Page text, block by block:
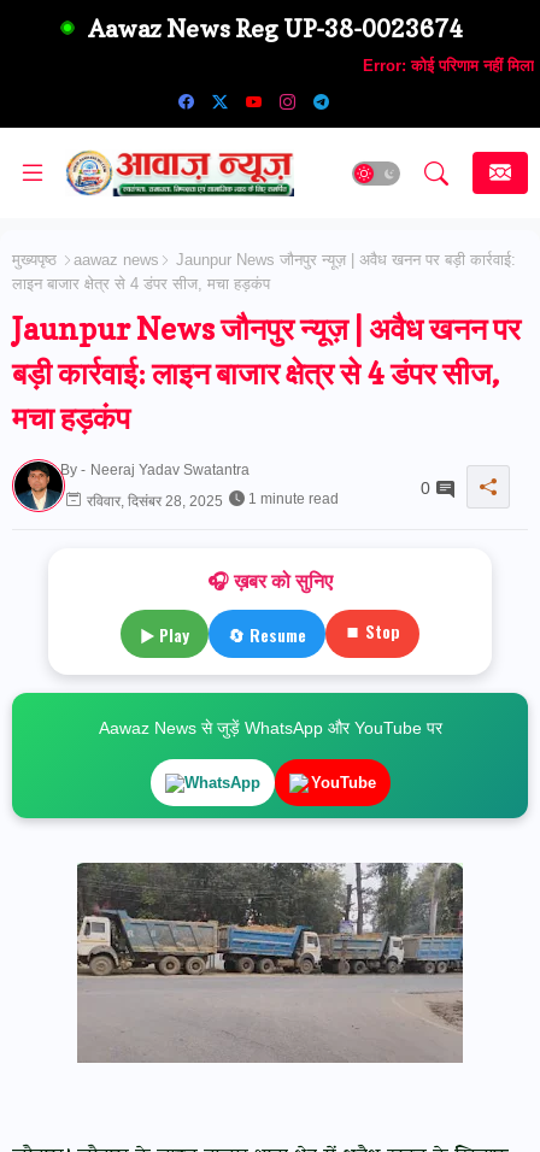
Aawaz News Reg UP-38-0023674
Error: कोई परिणाम नहीं मिला
मुख्यपृष्ठ aawaz news
Jaunpur News जौनपुर न्यूज़ | अवैध खनन पर बड़ी कार्रवाई:
लाइन बाजार क्षेत्र से 4 डंपर सीज, मचा हड़कंप
Jaunpur News जौनपुर न्यूज़ | अवैध खनन पर
बड़ी कार्रवाई: लाइन बाजार क्षेत्र से 4 डंपर सीज,
मचा हड़कंप
By - Neeraj Yadav Swatantra
रविवार, दिसंबर 28, 2025
1 minute read
0
🎧 ख़बर को सुनिए
▶ Play 🔄 Resume ⏹ Stop
Aawaz News से जुड़ें WhatsApp और YouTube पर
WhatsApp YouTube